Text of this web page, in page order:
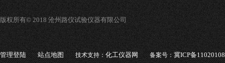
版权所有© 2018 沧州路仪试验仪器有限公司
管理登陆 站点地图 技术支持：化工仪器网 备案号：冀ICP备